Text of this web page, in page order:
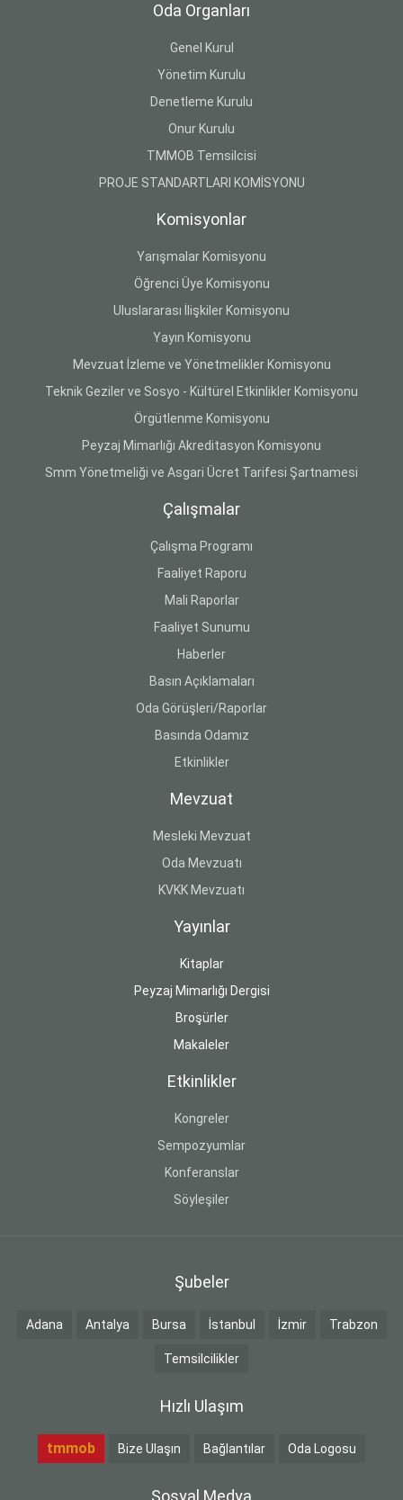
Oda Organları
Genel Kurul
Yönetim Kurulu
Denetleme Kurulu
Onur Kurulu
TMMOB Temsilcisi
PROJE STANDARTLARI KOMİSYONU
Komisyonlar
Yarışmalar Komisyonu
Öğrenci Üye Komisyonu
Uluslararası İlişkiler Komisyonu
Yayın Komisyonu
Mevzuat İzleme ve Yönetmelikler Komisyonu
Teknik Geziler ve Sosyo - Kültürel Etkinlikler Komisyonu
Örgütlenme Komisyonu
Peyzaj Mimarlığı Akreditasyon Komisyonu
Smm Yönetmeliği ve Asgari Ücret Tarifesi Şartnamesi
Çalışmalar
Çalışma Programı
Faaliyet Raporu
Mali Raporlar
Faaliyet Sunumu
Haberler
Basın Açıklamaları
Oda Görüşleri/Raporlar
Basında Odamız
Etkinlikler
Mevzuat
Mesleki Mevzuat
Oda Mevzuatı
KVKK Mevzuatı
Yayınlar
Kitaplar
Peyzaj Mimarlığı Dergisi
Broşürler
Makaleler
Etkinlikler
Kongreler
Sempozyumlar
Konferanslar
Söyleşiler
Şubeler
Adana Antalya Bursa İstanbul İzmir Trabzon
Temsilcilikler
Hızlı Ulaşım
tmmob Bize Ulaşın Bağlantılar Oda Logosu
Sosyal Medya